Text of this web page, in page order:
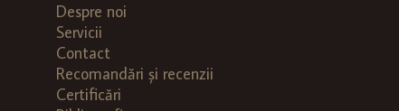
Despre noi
Servicii
Contact
Recomandări și recenzii
Certificări